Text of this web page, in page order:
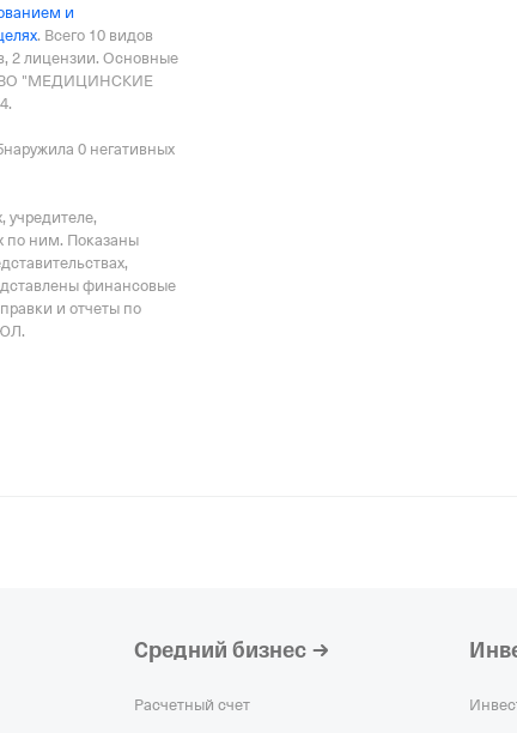
и
. Всего 10 видов
, 2 лицензии. Основные
"МЕДИЦИНСКИЕ
0 негативных
по ним. Показаны
финансовые
и отчеты по
Средний бизнес
Расчетный счет